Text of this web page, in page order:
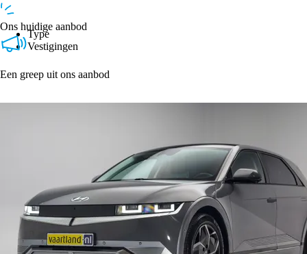
Type
Vestigingen
Ons huidige aanbod
Een greep uit ons aanbod